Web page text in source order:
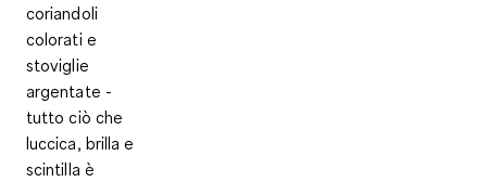
coriandoli
colorati e
stoviglie
argentate -
tutto ciò che
luccica, brilla e
scintilla è